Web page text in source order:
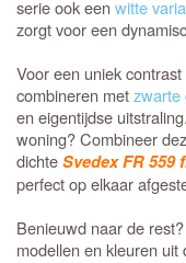
serie ook eenwitte
zorgt voor een
Voor een uniek
combineren metzwarte
en eigentijdse
woning? Combineer
dichteSvedex FR 559
perfect op elkaar
Benieuwd naar de
modellen en kleuren uit